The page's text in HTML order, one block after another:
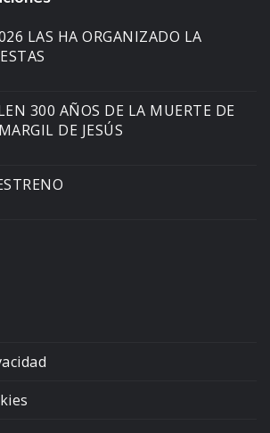
LAS HA ORGANIZADO LA
300 AÑOS DE LA MUERTE DE
DE JESÚS